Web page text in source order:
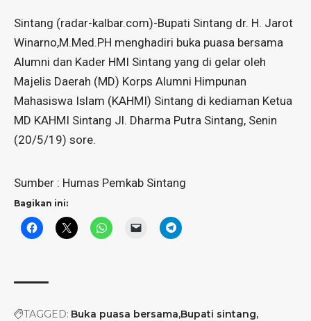
Sintang (radar-kalbar.com)-Bupati Sintang dr. H. Jarot
Winarno,M.Med.PH menghadiri buka puasa bersama
Alumni dan Kader HMI Sintang yang di gelar oleh
Majelis Daerah (MD) Korps Alumni Himpunan
Mahasiswa Islam (KAHMI) Sintang di kediaman Ketua
MD KAHMI Sintang Jl. Dharma Putra Sintang, Senin
(20/5/19) sore.
Sumber : Humas Pemkab Sintang
Bagikan ini:
TAGGED: Buka puasa bersama Bupati sintang